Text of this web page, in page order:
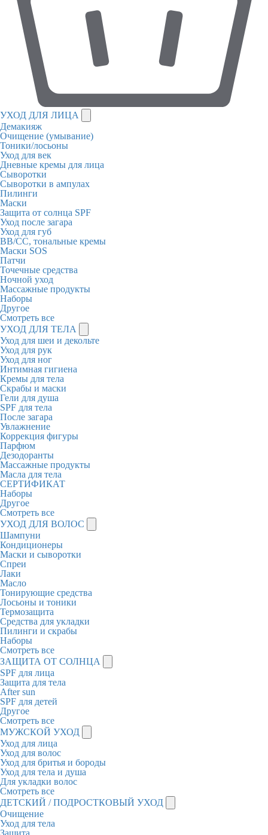
УХОД ДЛЯ ЛИЦА
Демакияж
Очищение (умывание)
Тоники/лосьоны
Уход для век
Дневные кремы для лица
Сыворотки
Сыворотки в ампулах
Пилинги
Маски
Защита от солнца SPF
Уход после загара
Уход для губ
BB/CC, тональные кремы
Маски SOS
Патчи
Точечные средства
Ночной уход
Массажные продукты
Наборы
Другое
Смотреть все
УХОД ДЛЯ ТЕЛА
Уход для шеи и декольте
Уход для рук
Уход для ног
Интимная гигиена
Кремы для тела
Скрабы и маски
Гели для душа
SPF для тела
После загара
Увлажнение
Коррекция фигуры
Парфюм
Дезодоранты
Массажные продукты
Масла для тела
СЕРТИФИКАТ
Наборы
Другое
Смотреть все
УХОД ДЛЯ ВОЛОС
Шампуни
Кондиционеры
Маски и сыворотки
Спреи
Лаки
Масло
Тонирующие средства
Лосьоны и тоники
Термозащита
Средства для укладки
Пилинги и скрабы
Наборы
Смотреть все
ЗАЩИТА ОТ СОЛНЦА
SPF для лица
Защита для тела
After sun
SPF для детей
Другое
Смотреть все
МУЖСКОЙ УХОД
Уход для лица
Уход для волос
Уход для бритья и бороды
Уход для тела и душа
Для укладки волос
Смотреть все
ДЕТСКИЙ / ПОДРОСТКОВЫЙ УХОД
Очищение
Уход для тела